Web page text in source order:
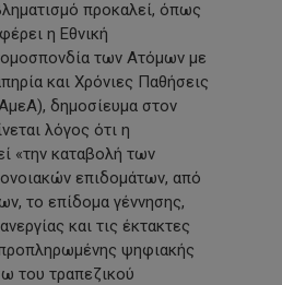
προκαλεί, όπως
η Εθνική
των Ατόμων με
και Χρόνιες Παθήσεις
δημοσίευμα στον
λόγος ότι η
«την καταβολή των
επιδομάτων, από
το επίδομα γέννησης,
και τις έκτακτες
ψηφιακής
του τραπεζικού